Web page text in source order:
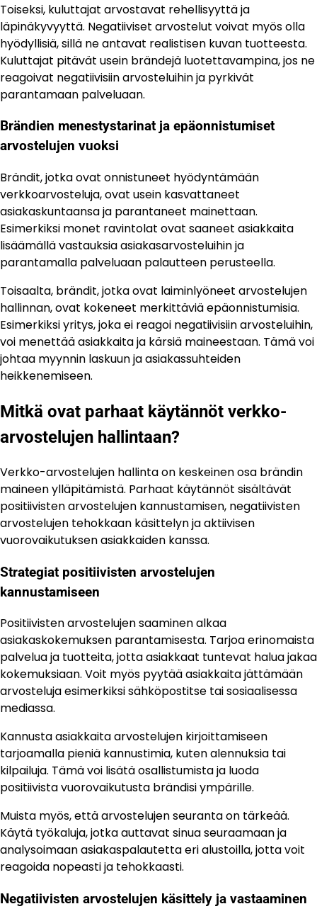
Toiseksi, kuluttajat arvostavat rehellisyyttä ja
läpinäkyvyyttä. Negatiiviset arvostelut voivat myös olla
hyödyllisiä, sillä ne antavat realistisen kuvan tuotteesta.
Kuluttajat pitävät usein brändejä luotettavampina, jos ne
reagoivat negatiivisiin arvosteluihin ja pyrkivät
parantamaan palveluaan.
Brändien menestystarinat ja epäonnistumiset
arvostelujen vuoksi
Brändit, jotka ovat onnistuneet hyödyntämään
verkkoarvosteluja, ovat usein kasvattaneet
asiakaskuntaansa ja parantaneet mainettaan.
Esimerkiksi monet ravintolat ovat saaneet asiakkaita
lisäämällä vastauksia asiakasarvosteluihin ja
parantamalla palveluaan palautteen perusteella.
Toisaalta, brändit, jotka ovat laiminlyöneet arvostelujen
hallinnan, ovat kokeneet merkittäviä epäonnistumisia.
Esimerkiksi yritys, joka ei reagoi negatiivisiin arvosteluihin,
voi menettää asiakkaita ja kärsiä maineestaan. Tämä voi
johtaa myynnin laskuun ja asiakassuhteiden
heikkenemiseen.
Mitkä ovat parhaat käytännöt verkko-
arvostelujen hallintaan?
Verkko-arvostelujen hallinta on keskeinen osa brändin
maineen ylläpitämistä. Parhaat käytännöt sisältävät
positiivisten arvostelujen kannustamisen, negatiivisten
arvostelujen tehokkaan käsittelyn ja aktiivisen
vuorovaikutuksen asiakkaiden kanssa.
Strategiat positiivisten arvostelujen
kannustamiseen
Positiivisten arvostelujen saaminen alkaa
asiakaskokemuksen parantamisesta. Tarjoa erinomaista
palvelua ja tuotteita, jotta asiakkaat tuntevat halua jakaa
kokemuksiaan. Voit myös pyytää asiakkaita jättämään
arvosteluja esimerkiksi sähköpostitse tai sosiaalisessa
mediassa.
Kannusta asiakkaita arvostelujen kirjoittamiseen
tarjoamalla pieniä kannustimia, kuten alennuksia tai
kilpailuja. Tämä voi lisätä osallistumista ja luoda
positiivista vuorovaikutusta brändisi ympärille.
Muista myös, että arvostelujen seuranta on tärkeää.
Käytä työkaluja, jotka auttavat sinua seuraamaan ja
analysoimaan asiakaspalautetta eri alustoilla, jotta voit
reagoida nopeasti ja tehokkaasti.
Negatiivisten arvostelujen käsittely ja vastaaminen